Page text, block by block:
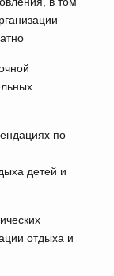
по
детей и
отдыха и